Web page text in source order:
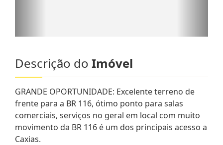
Descrição do Imóvel
GRANDE OPORTUNIDADE: Excelente terreno de
frente para a BR 116, ótimo ponto para salas
comerciais, serviços no geral em local com muito
movimento da BR 116 é um dos principais acesso a
Caxias.